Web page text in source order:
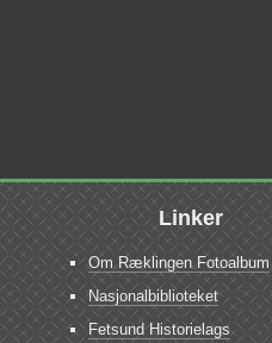
Linker
Om Ræklingen Fotoalbum
Nasjonalbiblioteket
Fetsund Historielags